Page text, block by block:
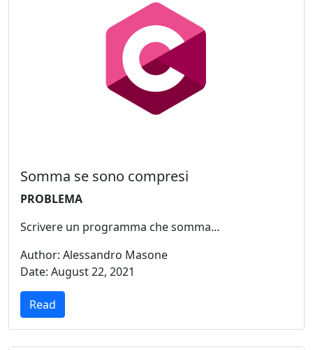
Somma se sono compresi
PROBLEMA
Scrivere un programma che somma...
Author: Alessandro Masone
Date: August 22, 2021
Read